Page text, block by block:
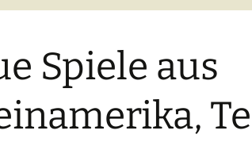
Verlagsliste Brasilien
Verlagsliste Costa Rica
Pari
Schiebung
Topfrosch
Spiele aus